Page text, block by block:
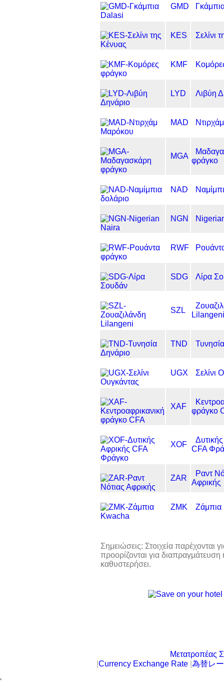
GMD
KES Σελίνι
KMF
LYD Λιβύη
MAD
MGA
φράγκο
NAD
NGN
RWF
SDG Λίρα
SZL
Lilangeni
TND
UGX Σελίνι
XAF
φράγκο
XOF
CFA
ZAR
Ραντ
Αφρικής
ZMK Ζάμπια
Σημειώσεις: Στοιχεία
προορίζονται για
καθυστερήσει.
Μετατροπέας
Currency Exchange Rate 為替レ